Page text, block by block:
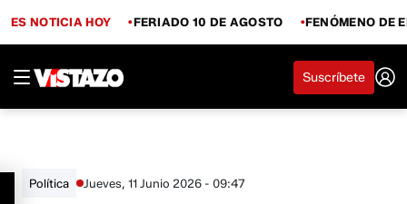
ES NOTICIA HOY FERIADO 10 DE AGOSTO FENÓMENO DE
Suscríbete
Política Jueves, 11 Junio 2026 - 09:47